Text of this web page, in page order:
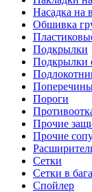
Насадка на
Обшивка
Подкрылки
Подкрылки
Пороги
Прочие
Прочие
Сетки
Сетки в
Спойлер